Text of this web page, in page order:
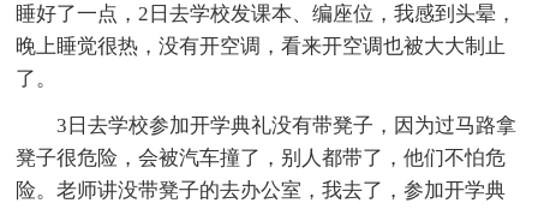
睡好了一点，2日去学校发课本、编座位，我感到头晕，
晚上睡觉很热，没有开空调，看来开空调也被大大制止
了。
3日去学校参加开学典礼没有带凳子，因为过马路拿
凳子很危险，会被汽车撞了，别人都带了，他们不怕危
险。老师讲没带凳子的去办公室，我去了，参加开学典